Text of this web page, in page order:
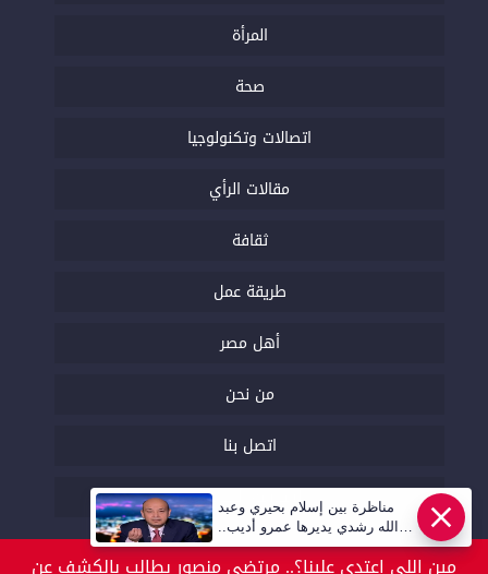
المرأة
صحة
اتصالات وتكنولوجيا
مقالات الرأي
ثقافة
طريقة عمل
أهل مصر
من نحن
اتصل بنا
السياسة التحريرية
عاجل
مين اللي اعتدى علينا؟.. مرتضى منصور يطالب بالكشف عن
مناظرة بين إسلام بحيري وعبد
الله رشدي يديرها عمرو أديب..
قريبا | أهل مصر